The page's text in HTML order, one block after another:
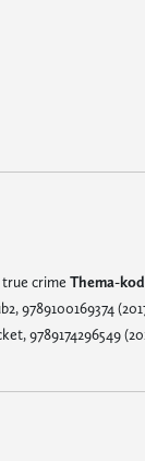
true crime Thema-
9789100169374
9789174296549